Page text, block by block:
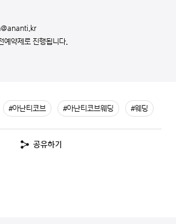
예약제로 진행됩니다.
#아난티코브 #아난티코브웨딩 #웨딩
공유하기